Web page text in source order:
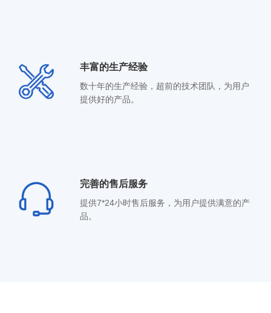
丰富的生产经验
数十年的生产经验，超前的技术团队，为用户
提供好的产品。
完善的售后服务
提供7*24小时售后服务，为用户提供满意的产
品。